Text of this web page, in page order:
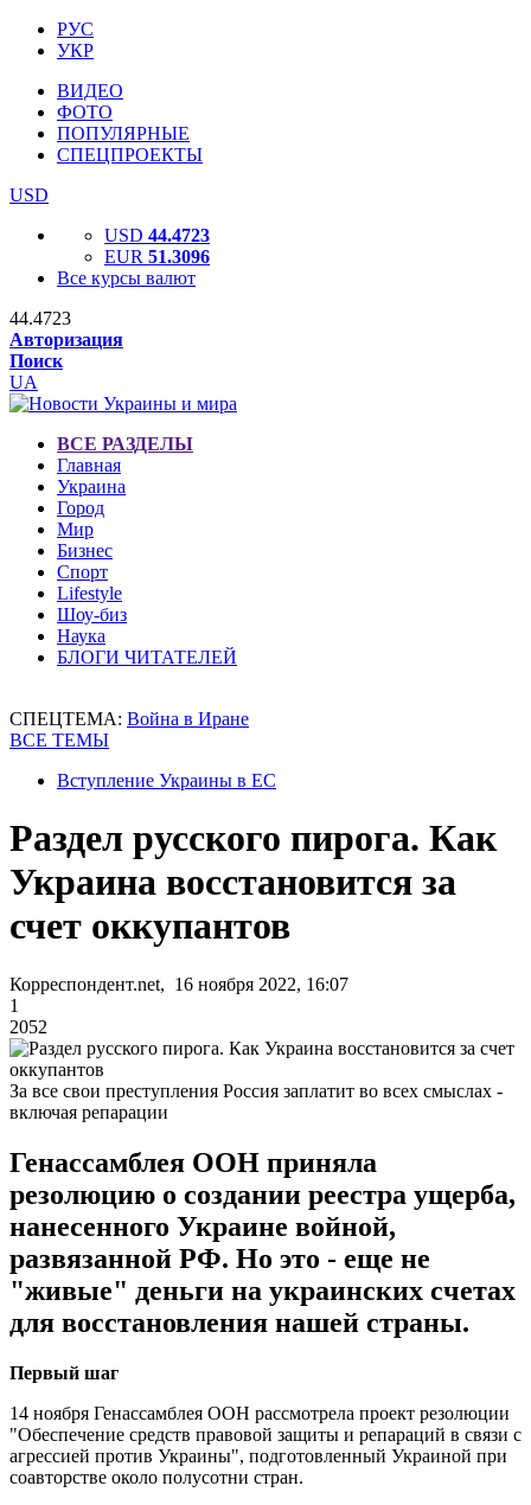
РУС
УКР
ВИДЕО
ФОТО
ПОПУЛЯРНЫЕ
СПЕЦПРОЕКТЫ
USD
USD 44.4723
EUR 51.3096
Все курсы валют
44.4723
Авторизация
Поиск
UA
ВСЕ РАЗДЕЛЫ
Главная
Украина
Город
Мир
Бизнес
Спорт
Lifestyle
Шоу-биз
Наука
БЛОГИ ЧИТАТЕЛЕЙ
СПЕЦТЕМА: Война в Иране
ВСЕ ТЕМЫ
Вступление Украины в ЕС
Раздел русского пирога. Как
Украина восстановится за
счет оккупантов
Корреспондент.net, 16 ноября 2022, 16:07
1
2052
За все свои преступления Россия заплатит во всех смыслах -
включая репарации
Генассамблея ООН приняла
резолюцию о создании реестра ущерба,
нанесенного Украине войной,
развязанной РФ. Но это - еще не
"живые" деньги на украинских счетах
для восстановления нашей страны.
Первый шаг
14 ноября Генассамблея ООН рассмотрела проект резолюции
"Обеспечение средств правовой защиты и репараций в связи с
агрессией против Украины", подготовленный Украиной при
соавторстве около полусотни стран.